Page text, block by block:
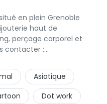
en plein Grenoble
haut de
perçage corporel et
contacter :
Asiatique
Dot work